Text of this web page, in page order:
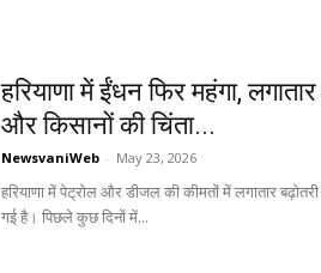
हरियाणा में ईंधन फिर महंगा,
और किसानों की चिंता...
NewsvaniWeb - May 23, 2026
हरियाणा में पेट्रोल और डीजल की कीमतों में लगातार
गई है। पिछले कुछ दिनों में...